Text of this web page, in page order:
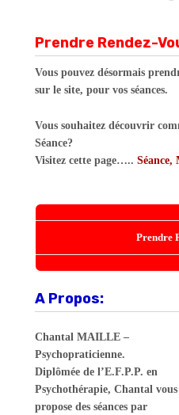
Prendre Rendez-
Vous pouvez désormais
sur le site, pour vos séances.
Vous souhaitez découvrir
Séance?
Visitez cette page…..Séance,
Prendre
A Propos:
Chantal MAILLE –
Psychopraticienne.
Diplômée de l’E.F.P.P. en
Psychothérapie, Chantal vous
propose des séances par